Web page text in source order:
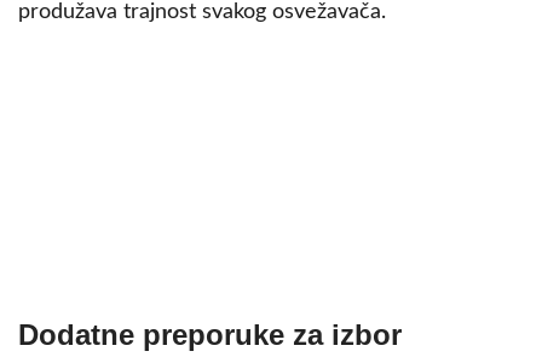
produžava trajnost svakog osvežavača.
Dodatne preporuke za izbor